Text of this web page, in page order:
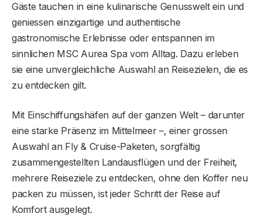
Gäste tauchen in eine kulinarische Genusswelt ein und
geniessen einzigartige und authentische
gastronomische Erlebnisse oder entspannen im
sinnlichen MSC Aurea Spa vom Alltag. Dazu erleben
sie eine unvergleichliche Auswahl an Reisezielen, die es
zu entdecken gilt.
Mit Einschiffungshäfen auf der ganzen Welt – darunter
eine starke Präsenz im Mittelmeer –, einer grossen
Auswahl an Fly & Cruise-Paketen, sorgfältig
zusammengestellten Landausflügen und der Freiheit,
mehrere Reiseziele zu entdecken, ohne den Koffer neu
packen zu müssen, ist jeder Schritt der Reise auf
Komfort ausgelegt.